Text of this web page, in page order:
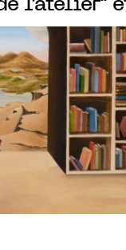
l’atelier"
de
expositions